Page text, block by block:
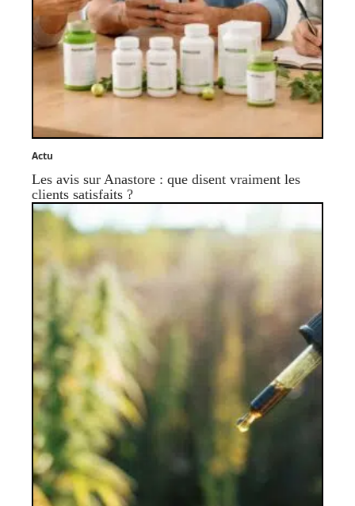
Actu
Les avis sur Anastore : que disent vraiment les
clients satisfaits ?